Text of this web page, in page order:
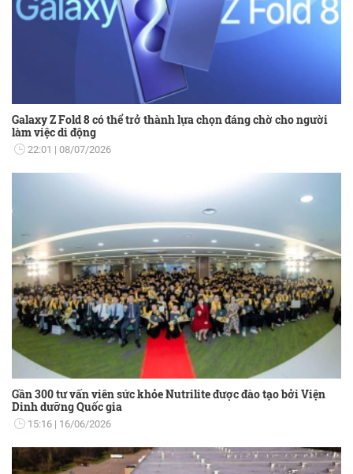
Galaxy Z Fold 8 có thể trở thành lựa chọn đáng chờ cho người
làm việc di động
22:01 08/07/2026
Gần 300 tư vấn viên sức khỏe Nutrilite được đào tạo bởi Viện
Dinh dưỡng Quốc gia
15:16 16/06/2026